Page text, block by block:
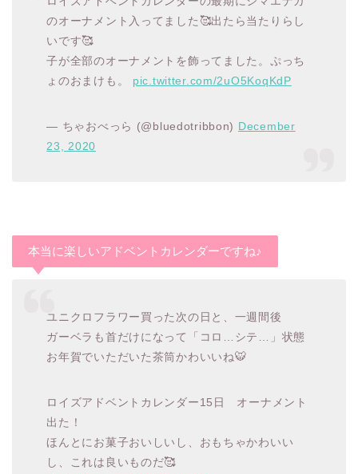
のオーナメント入ってました🥰出たら当たりらし
いです🥰
子が全部のオーナメントを飾ってました。ぷっち
ょのおまけも。 pic.twitter.com/2uO5KoqKdP
— ちゃおべっら (@bluedotribbon) December
23, 2020
本当に楽しいアドベントカレンダーですね♪
ユニクロフラワー買った次の日と、一週間後
ガーベラも首だけになって「コロ…シテ…」状態
お年賀でいただいた茶筒かわいいね🐯
ロイズアドベントカレンダー15日 オーナメント
出た！
ほんとにお菓子おいしいし、おもちゃかわいい
し、これは良いものだ🥰